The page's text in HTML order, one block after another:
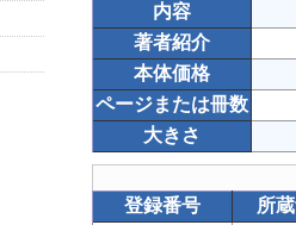
内容
著者紹介
本体価格
ページまたは冊数
大きさ
登録番号
所